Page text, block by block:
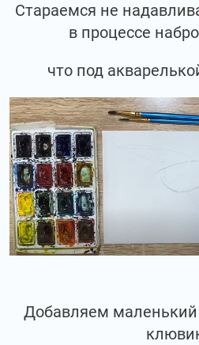
Стараемся не
в процессе
что под
Добавляем маленький